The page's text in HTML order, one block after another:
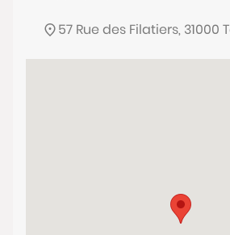
57 Rue des Filatiers, 31000